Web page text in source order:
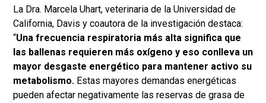
La Dra. Marcela Uhart, veterinaria de la Universidad de
California, Davis y coautora de la investigación destaca:
“Una frecuencia respiratoria más alta significa que
las ballenas requieren más oxígeno y eso conlleva un
mayor desgaste energético para mantener activo su
metabolismo. Estas mayores demandas energéticas
pueden afectar negativamente las reservas de grasa de